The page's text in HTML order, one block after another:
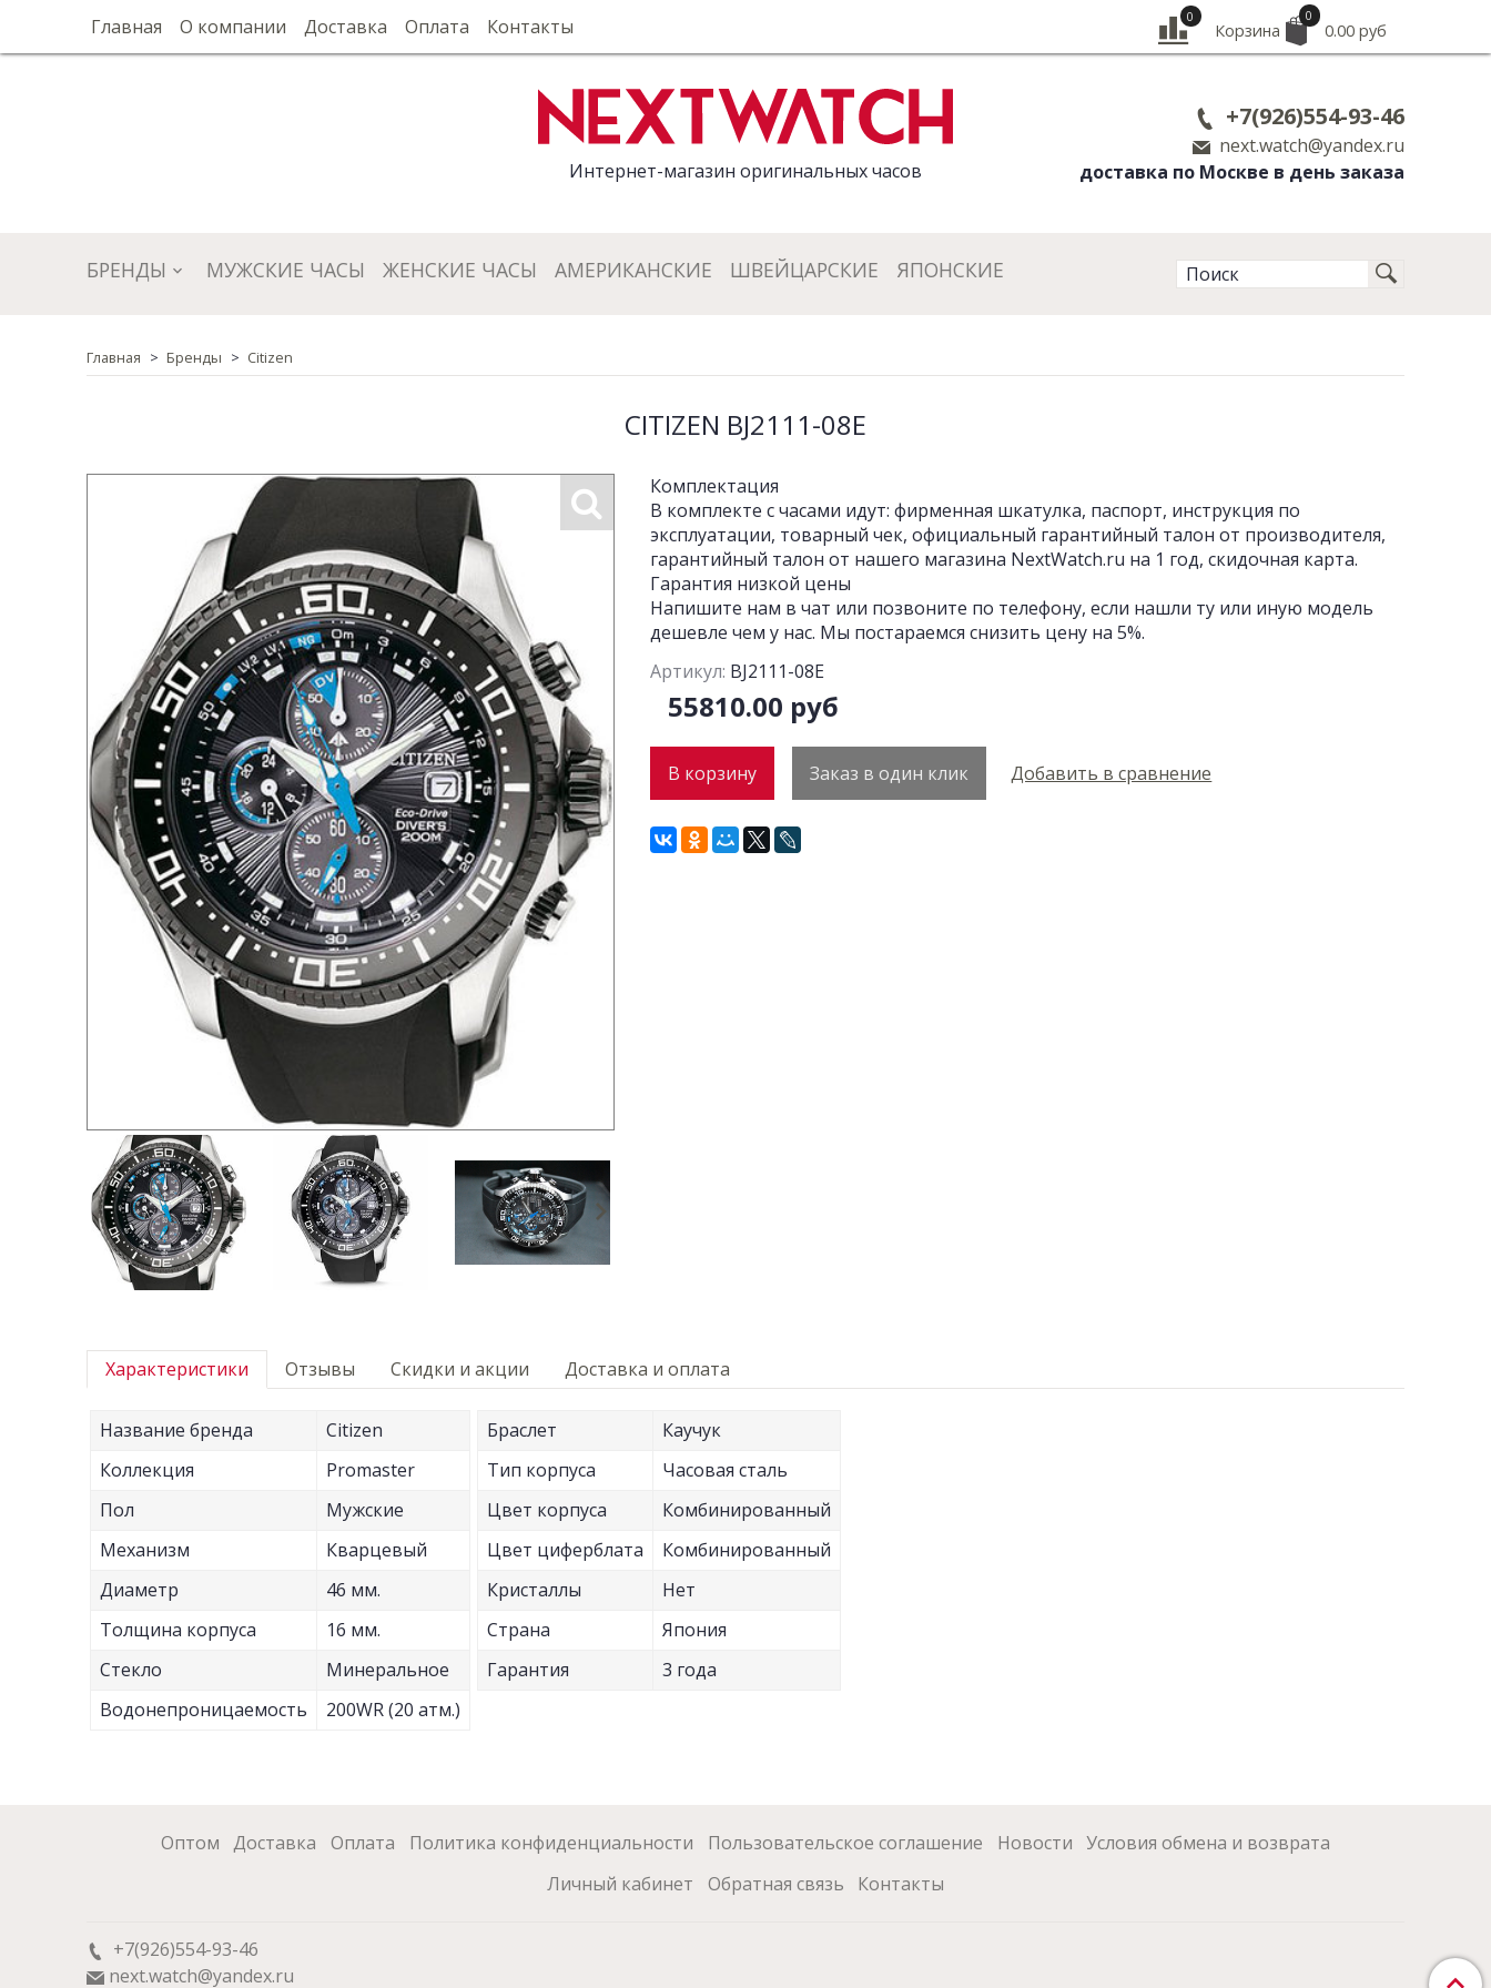
Главная О компании Доставка Оплата Контакты 0
Корзина
0
0.00 руб
Интернет-магазин оригинальных часов
+7(926)554-93-46
next.watch@yandex.ru
доставка по Москве в день заказа
БРЕНДЫ МУЖСКИЕ ЧАСЫ ЖЕНСКИЕ ЧАСЫ АМЕРИКАНСКИЕ ШВЕЙЦАРСКИЕ ЯПОНСКИЕ
Главная Бренды Citizen
CITIZEN BJ2111-08E
Комплектация
В комплекте с часами идут: фирменная шкатулка, паспорт, инструкция по
эксплуатации, товарный чек, официальный гарантийный талон от производителя,
гарантийный талон от нашего магазина NextWatch.ru на 1 год, скидочная карта.
Гарантия низкой цены
Напишите нам в чат или позвоните по телефону, если нашли ту или иную модель
дешевле чем у нас. Мы постараемся снизить цену на 5%.
Артикул: BJ2111-08E
55810.00 руб
В корзину Заказ в один клик Добавить в сравнение
Характеристики
Название бренда
Citizen
Коллекция
Promaster
Пол
Мужские
Механизм
Кварцевый
Диаметр
46 мм.
Толщина корпуса
16 мм.
Стекло
Минеральное
Водонепроницаемость
200WR (20 атм.)
Браслет
Каучук
Тип корпуса
Часовая сталь
Цвет корпуса
Комбинированный
Цвет циферблата
Комбинированный
Кристаллы
Нет
Страна
Япония
Гарантия
3 года
Отзывы Скидки и акции Доставка и оплата
Оптом Доставка Оплата Политика конфиденциальности Пользовательское соглашение Новости
Условия обмена и возврата
Личный кабинет
Обратная связь Контакты
+7(926)554-93-46
next.watch@yandex.ru